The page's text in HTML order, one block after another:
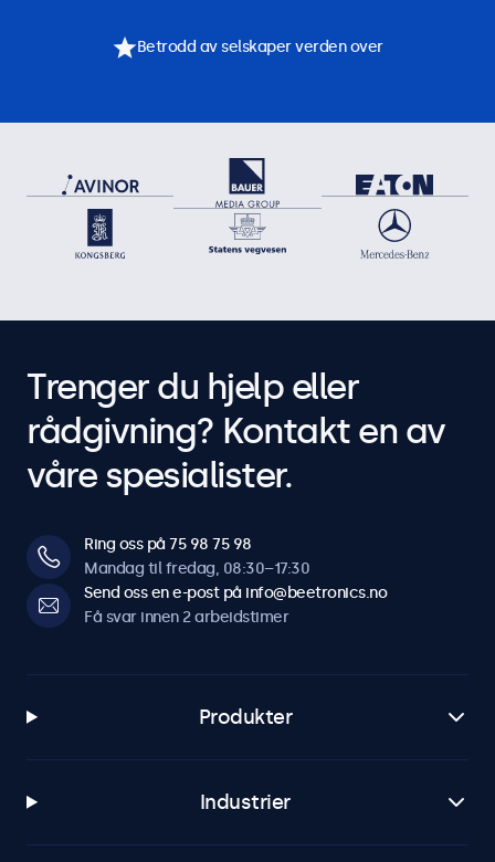
Betrodd av selskaper verden over
Trenger du hjelp eller
rådgivning? Kontakt en av
våre spesialister.
Ring oss på 75 98 75 98
Mandag til fredag, 08:30–17:30
Send oss en e-post på info@beetronics.no
Få svar innen 2 arbeidstimer
Produkter
Industrier